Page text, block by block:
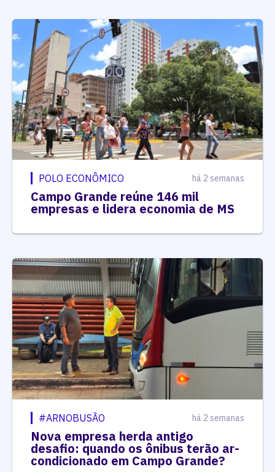
POLO ECONÔMICO há 2 semanas
Campo Grande reúne 146 mil
empresas e lidera economia de MS
#ARNOBUSÃO há 2 semanas
Nova empresa herda antigo
desafio: quando os ônibus terão ar-
condicionado em Campo Grande?